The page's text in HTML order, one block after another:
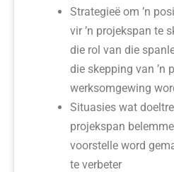
Strategieë om ’n
vir ’n projekspan te
die rol van die
die skepping van ’n
werksomgewing
Situasies wat
projekspan
voorstelle word
te verbeter